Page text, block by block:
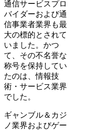
通信サービスプロ
バイダーおよび通
信事業者業界も最
大の標的とされて
いました。かつ
て、その不名誉な
称号を保持してい
たのは、情報技
術・サービス業界
でした。
ギャンブル＆カジ
ノ業界およびゲー